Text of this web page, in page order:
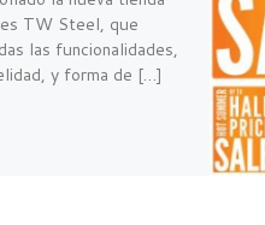
TW Steel, que
las funcionalidades,
y forma de […]